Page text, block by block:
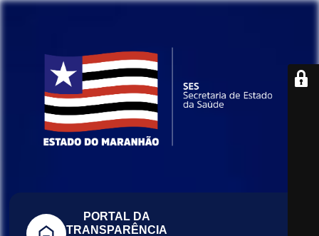
PORTAL DA
TRANSPARÊNCIA